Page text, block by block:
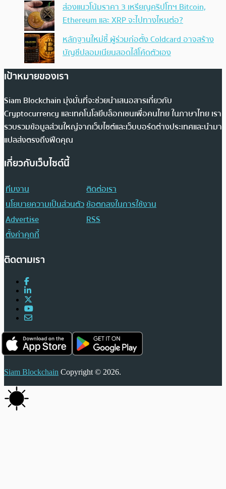
ส่องแนวโน้มราคา 3 เหรียญคริปโทฯ Bitcoin,
Ethereum และ XRP จะไปทางไหนต่อ?
หลักฐานใหม่ชี้ ผู้ร่วมก่อตั้ง Coldcard อาจสร้าง
บัญชีปลอมเนียนสอดไส้โค้ดตัวเอง
เป้าหมายของเรา
Siam Blockchain มุ่งมั่นที่จะช่วยนำเสนอสารเกี่ยวกับ
Cryptocurrency และเทคโนโลยีบล็อกเชนเพื่อคนไทย ในภาษาไทย เรา
รวบรวมข้อมูลส่วนใหญ่จากเว็บไซต์และเว็บบอร์ดต่างประเทศและนำมา
แปลส่งตรงถึงฟีดคุณ
เกี่ยวกับเว็บไซต์นี้
ทีมงาน
ติดต่อเรา
นโยบายความเป็นส่วนตัวข้อตกลงในการใช้งาน
Advertise
RSS
ตั้งค่าคุกกี้
ติดตามเรา
Siam Blockchain Copyright © 2026.